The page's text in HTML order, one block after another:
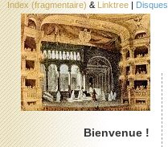
Index (fragmentaire) & Linktree | Disques
Bienvenue !